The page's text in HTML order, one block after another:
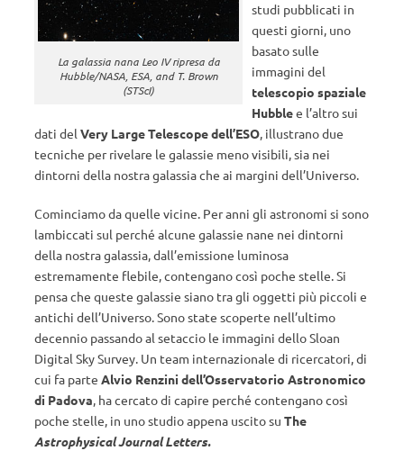
La galassia nana Leo IV ripresa da
Hubble/NASA, ESA, and T. Brown
(STScI)
studi pubblicati in
questi giorni, uno
basato sulle
immagini del
telescopio spaziale
Hubblee l’altro sui
dati del Very Large Telescope dell’ESO, illustrano due
tecniche per rivelare le galassie meno visibili, sia nei
dintorni della nostra galassia che ai margini dell’Universo.
Cominciamo da quelle vicine. Per anni gli astronomi si sono
lambiccati sul perché alcune galassie nane nei dintorni
della nostra galassia, dall’emissione luminosa
estremamente flebile, contengano così poche stelle. Si
pensa che queste galassie siano tra gli oggetti più piccoli e
antichi dell’Universo. Sono state scoperte nell’ultimo
decennio passando al setaccio le immagini dello Sloan
Digital Sky Survey. Un team internazionale di ricercatori, di
cui fa parte Alvio Renzini dell’Osservatorio Astronomico
di Padova, ha cercato di capire perché contengano così
poche stelle, in uno studio appena uscito su The
Astrophysical Journal Letters.